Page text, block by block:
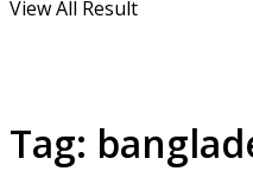
View All Result
Tag: